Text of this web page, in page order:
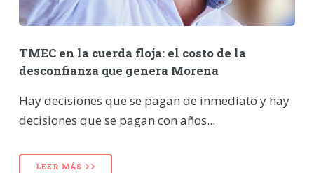
TMEC en la cuerda floja: el costo de la
desconfianza que genera Morena
Hay decisiones que se pagan de inmediato y hay
decisiones que se pagan con años...
LEER MÁS